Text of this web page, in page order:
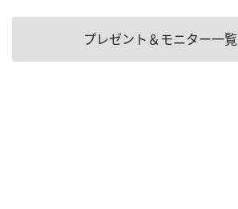
プレゼント＆モニター一